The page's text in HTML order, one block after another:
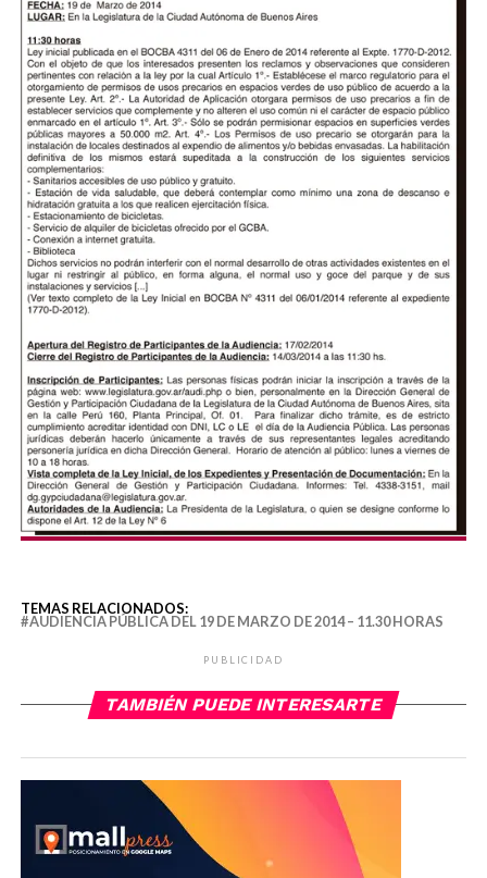
TEMAS RELACIONADOS:
AUDIENCIA PÚBLICA DEL 19 DE MARZO DE 2014 – 11.30 HORAS
PUBLICIDAD
TAMBIÉN PUEDE INTERESARTE